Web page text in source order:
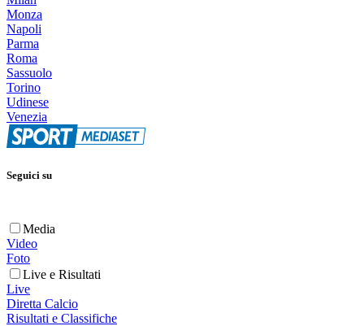
Monza
Napoli
Parma
Roma
Sassuolo
Torino
Udinese
Venezia
Seguici su
Media
Video
Foto
Live e Risultati
Live
Diretta Calcio
Risultati e Classifiche